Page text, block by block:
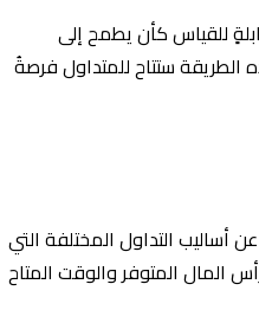
للقياس كأن يطمح إلى
الطريقة ستتاح للمتداول فرصةُ
أساليب التداول المختلفة التي
المال المتوفر والوقت المتاح